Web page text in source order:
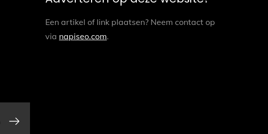
Een artikel of link plaatsen? Neem contact op
via napiseo.com.